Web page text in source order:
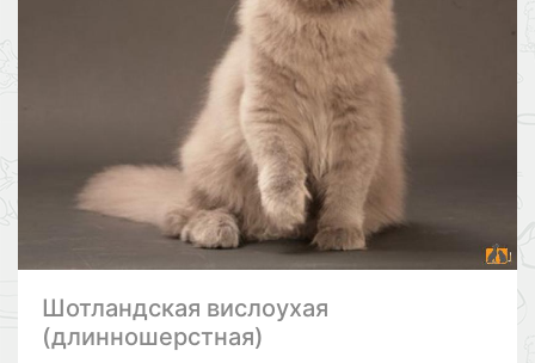
Шотландская вислоухая
(длинношерстная)